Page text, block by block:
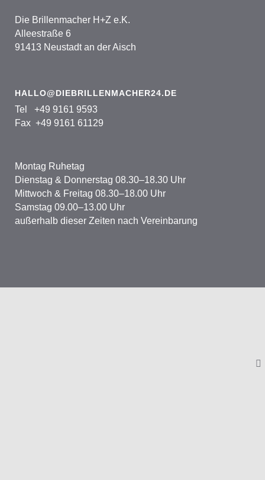
Die Brillenmacher H+Z e.K.
Alleestraße 6
91413 Neustadt an der Aisch
HALLO@DIEBRILLENMACHER24.DE
Tel +49 9161 9593
Fax +49 9161 61129
Montag Ruhetag
Dienstag & Donnerstag 08.30–18.30 Uhr
Mittwoch & Freitag 08.30–18.00 Uhr
Samstag 09.00–13.00 Uhr
außerhalb dieser Zeiten nach Vereinbarung